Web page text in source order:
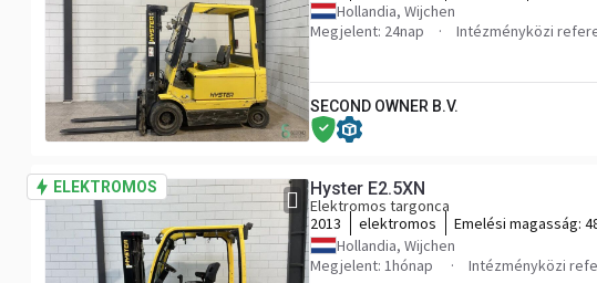
Hollandia, Wijchen
Megjelent: 24nap
Intézményközi
SECOND OWNER B.V.
ELEKTROMOS Hyster E2.5XN
Elektromos targonca
2013
elektromos Emelési magasság:
Hollandia, Wijchen
Megjelent: 1hónap
Intézményközi